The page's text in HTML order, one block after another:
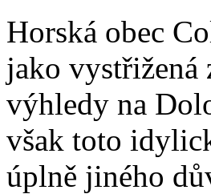
Horská obec
jako vystřižená
výhledy na
však toto
úplně jiného